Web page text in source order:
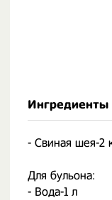
Ингредиенты
- Свиная шея-2
Для бульона:⠀
- Вода-1 л⠀